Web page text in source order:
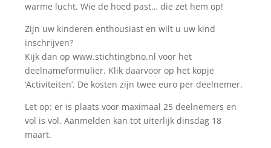
warme lucht. Wie de hoed past… die zet hem op!
Zijn uw kinderen enthousiast en wilt u uw kind
inschrijven?
Kijk dan op www.stichtingbno.nl voor het
deelnameformulier. Klik daarvoor op het kopje
‘Activiteiten’. De kosten zijn twee euro per deelnemer.
Let op: er is plaats voor maximaal 25 deelnemers en
vol is vol. Aanmelden kan tot uiterlijk dinsdag 18
maart.